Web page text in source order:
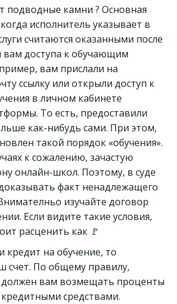
подводные камни ? Основная
исполнитель указывает в
считаются оказанными после
вам доступа к обучающим
вам прислали на
ссылку или открыли доступ к
в личном кабинете
То есть, предоставили
как-нибудь сами. При этом,
такой порядок «обучения».
к сожалению, зачастую
онлайн-школ. Поэтому, в суде
факт ненадлежащего
изучайте договор
Если видите такие условия,
расценить как 🚩
кредит на обучение, то
счет. По общему правилу,
должен вам возмещать проценты
средствами.